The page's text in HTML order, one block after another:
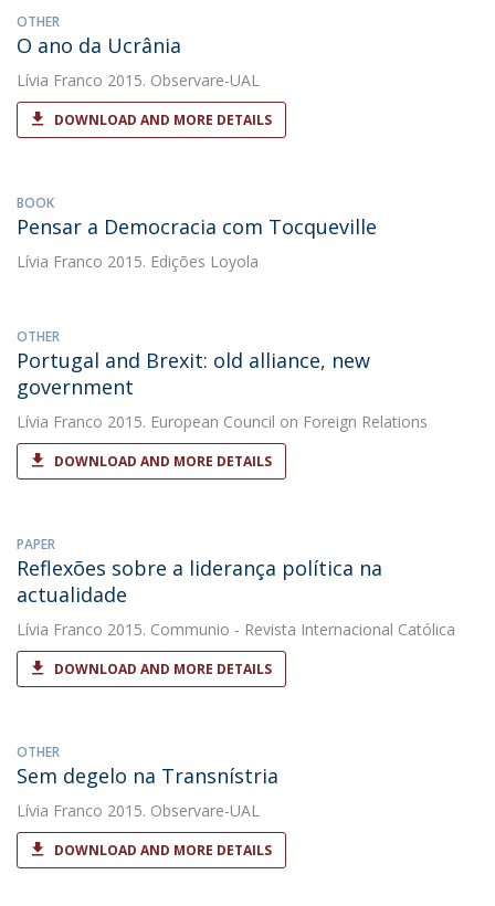
OTHER
O ano da Ucrânia
Lívia Franco 2015. Observare-UAL
DOWNLOAD AND MORE DETAILS
BOOK
Pensar a Democracia com Tocqueville
Lívia Franco 2015. Edições Loyola
OTHER
Portugal and Brexit: old alliance, new
government
Lívia Franco 2015. European Council on Foreign Relations
DOWNLOAD AND MORE DETAILS
PAPER
Reflexões sobre a liderança política na
actualidade
Lívia Franco 2015. Communio - Revista Internacional Católica
DOWNLOAD AND MORE DETAILS
OTHER
Sem degelo na Transnístria
Lívia Franco 2015. Observare-UAL
DOWNLOAD AND MORE DETAILS